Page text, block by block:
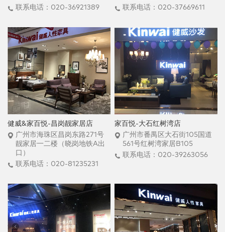
联系电话：020-36921389
联系电话：020-37669611
健威&家百悦-昌岗靓家居店
广州市海珠区昌岗东路271号
靓家居一二楼（晓岗地铁A出
口）
联系电话：020-81235231
家百悦-大石红树湾店
广州市番禺区大石街105国道
561号红树湾家居B105
联系电话：020-39263056